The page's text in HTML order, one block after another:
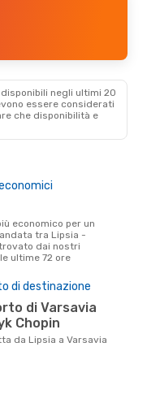
negli ultimi 20
essere considerati
che disponibilità e
economici
tra Lipsia -
dai nostri
ultime 72 ore
di destinazione
Chopin
da Lipsia a Varsavia